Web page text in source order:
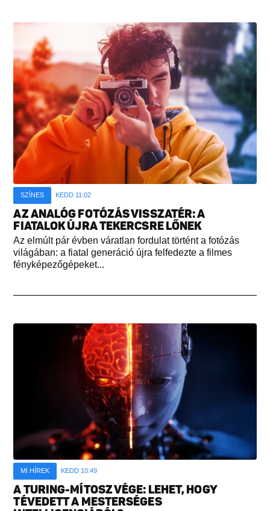
SZÍNES KEDD 11:02
AZ ANALÓG FOTÓZÁS VISSZATÉR: A
FIATALOK ÚJRA TEKERCSRE LŐNEK
Az elmúlt pár évben váratlan fordulat történt a fotózás
világában: a fiatal generáció újra felfedezte a filmes
fényképezőgépeket...
MI HÍREK KEDD 10:49
A TURING-MÍTOSZ VÉGE: LEHET, HOGY
TÉVEDETT A MESTERSÉGES